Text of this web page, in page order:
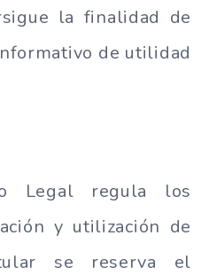
la finalidad de
de utilidad
Legal regula los
y utilización de
se reserva el